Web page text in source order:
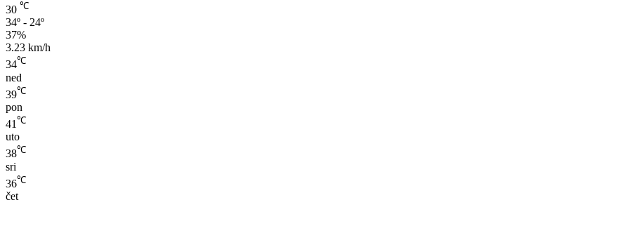
30 ℃
34º - 24º
37%
3.23 km/h
34℃
ned
39℃
pon
41℃
uto
38℃
sri
36℃
čet